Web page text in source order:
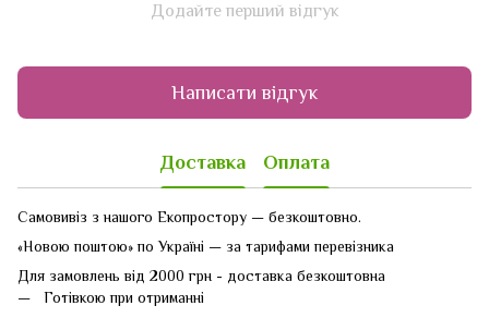
Додайте перший відгук
Написати відгук
Доставка Оплата
Самовивіз з нашого Екопростору — безкоштовно.
«Новою поштою» по Україні — за тарифами перевізника
Для замовлень від 2000 грн - доставка безкоштовна
Готівкою при отриманні